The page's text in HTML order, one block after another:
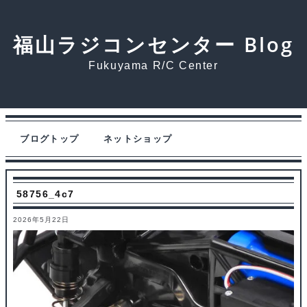
福山ラジコンセンター Blog
Fukuyama R/C Center
ブログトップ ネットショップ
58756_4c7
2026年5月22日